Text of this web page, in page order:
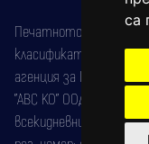
са
Печатното издание на
класификатор на
агенция за ISSN) под
"АВС КО" ООД е
всекидневник на